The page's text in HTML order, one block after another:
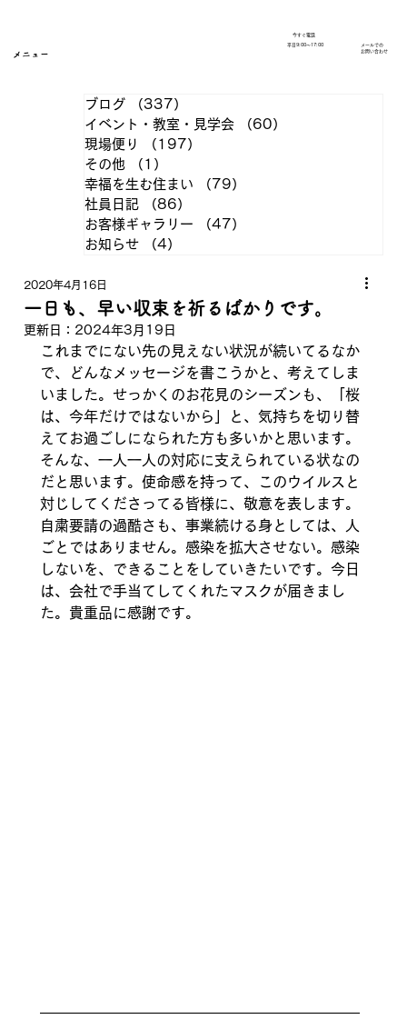
メニュー
今すぐ電話
​平日9:00～17:00
メールでの
​お問い合わせ
ブログ （337）
イベント・教室・見学会
（60）
現場便り
（197）
その他
（1）
幸福を生む住まい
（79）
社員日記
（86）
お客様ギャラリー
（47）
お知らせ
（4）
一日も、早い収束を祈るばかりです。
2020年4月16日
更新日： 2024年3月19日
これまでにない先の見えない状況が続いてるなか
で、どんなメッセージを書こうかと、考えてしま
いました。せっかくのお花見のシーズンも、「桜
は、今年だけではないから」と、気持ちを切り替
えてお過ごしになられた方も多いかと思います。
そんな、一人一人の対応に支えられている状なの
だと思います。使命感を持って、このウイルスと
対じしてくださってる皆様に、敬意を表します。
自粛要請の過酷さも、事業続ける身としては、人
ごとではありません。感染を拡大させない。感染
しないを、できることをしていきたいです。今日
は、会社で手当てしてくれたマスクが届きまし
た。貴重品に感謝です。
——————————————————————